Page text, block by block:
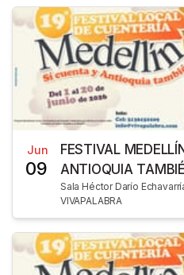
Jun
09
FESTIVAL
ANTIOQUIA
Sala Héctor Darío
VIVAPALABRA